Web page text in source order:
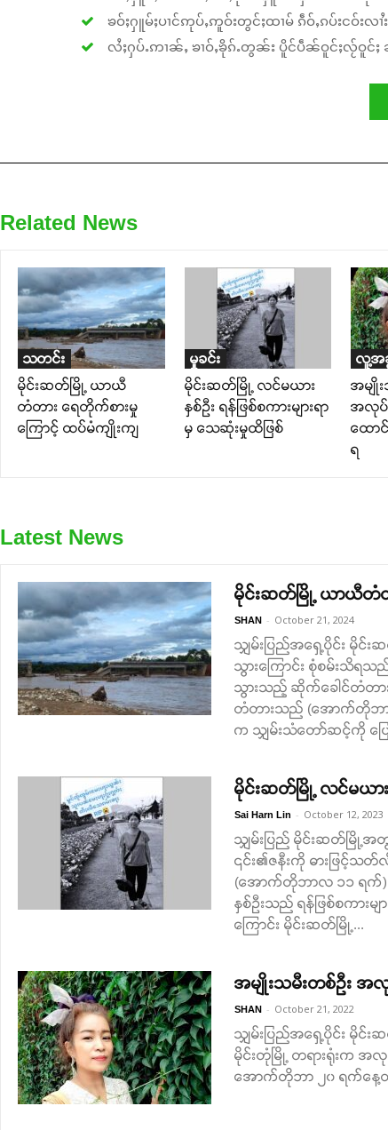
ၶဝ်ႈႁူမ်ႈပၢင်ဢုပ်ႇဢူဝ်းတွင်ႈထၢမ် ၵဵဝ်ႇၵပ်းငဝ်းလၢႆ
လႆႈႁပ်ႉဢၢၼ်ႇ ၶၢဝ်ႇၶိုၵ်ႉတွၼ်း ပိူင်ပဵၼ်ဝူင်ႈလႂ်ဝူင်ႈ
Related News
သတင်း
မိုင်းဆတ်မြို့ ယာယီ
တံတား ရေတိုက်စားမှု
ကြောင့် ထပ်မံကျိုးကျ
မှုခင်း
မိုင်းဆတ်မြို့ လင်မယား
နှစ်ဦး ရန်ဖြစ်စကားများရာ
မှ သေဆုံးမှုထိဖြစ်
လူ့အ
အမျို
အလုပ်
ထော
ရ
Latest News
မိုင်းဆတ်မြို့ ယာယီတံတ
SHAN - October 21, 2024
သျှမ်းပြည်အရှေ့ပိုင်း မိုင်
သွားကြောင်း စုံစမ်းသိရ
သွားသည့် ဆိုက်ခေါင်တံတာ
တံတားသည် (အောက်တိုဘာလ
က သျှမ်းသံတော်ဆင့်ကို ပြ
မိုင်းဆတ်မြို့ လင်မယား
Sai Harn Lin - October 12, 2023
သျှမ်းပြည် မိုင်းဆတ်မြို့အ
၎င်း၏ဇနီးကို ဓားဖြင့်သတ်
(အောက်တိုဘာလ ၁၁ ရက်)
နှစ်ဦးသည် ရန်ဖြစ်စကားမ
ကြောင်း မိုင်းဆတ်မြို့...
အမျိုးသမီးတစ်ဦး အ
SHAN - October 21, 2022
သျှမ်းပြည်အရှေ့ပိုင်း မိုင်
မိုင်းတုံမြို့ တရားရုံးက အ
အောက်တိုဘာ ၂၀ ရက်နေ့တွ